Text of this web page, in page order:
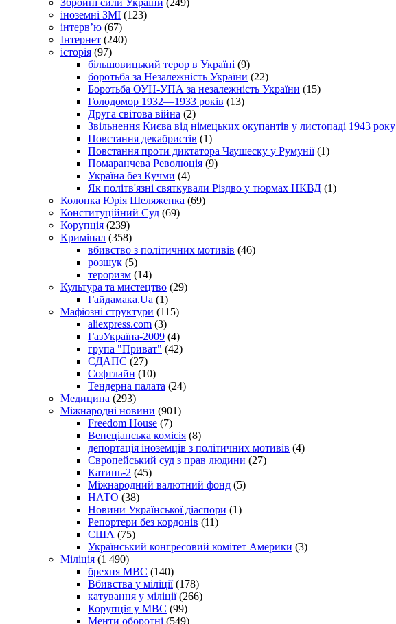
іноземні ЗМІ (123)
інтерв’ю (67)
Інтернет (240)
історія (97)
більшовицький терор в Україні (9)
боротьба за Незалежність України (22)
Боротьба ОУН-УПА за незалежність України (15)
Голодомор 1932—1933 років (13)
Друга світова війна (2)
Звільнення Києва від німецьких окупантів у листопаді 1943 року
Повстання декабристів (1)
Повстання проти диктатора Чаушеску у Румунії(1)
Помаранчева Революція (9)
Україна без Кучми (4)
Як політв'язні святкували Різдво у тюрмах НКВД (1)
Колонка Юрія Шеляженка (69)
Конституційний Суд (69)
Корупція (239)
Кримінал (358)
вбивство з політичних мотивів (46)
розшук (5)
тероризм (14)
Культура та мистецтво (29)
Гайдамака.Ua (1)
Мафіозні структури (115)
aliexpress.com (3)
ГазУкраїна-2009 (4)
група "Приват" (42)
ЄДАПС (27)
Софтлайн (10)
Тендерна палата (24)
Медицина (293)
Міжнародні новини (901)
Freedom House (7)
Венеціанська комісія (8)
депортація іноземців з політичних мотивів (4)
Європейський суд з прав людини (27)
Катинь-2 (45)
Міжнародний валютний фонд (5)
НАТО (38)
Новини Української діаспори (1)
Репортери без кордонів (11)
США (75)
Український конгресовий комітет Америки (3)
Міліція (1 490)
брехня МВС (140)
Вбивства у міліції(178)
катування у міліції(266)
Корупція у МВС (99)
Менти оборотні (549)